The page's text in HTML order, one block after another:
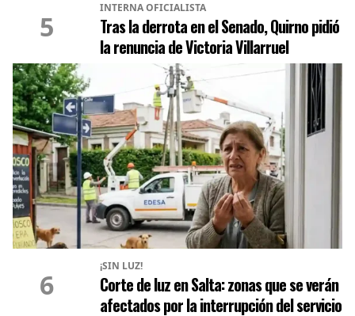
5
INTERNA OFICIALISTA
Tras la derrota en el Senado, Quirno pidió
la renuncia de Victoria Villarruel
6
¡SIN LUZ!
Corte de luz en Salta: zonas que se verán
afectados por la interrupción del servicio